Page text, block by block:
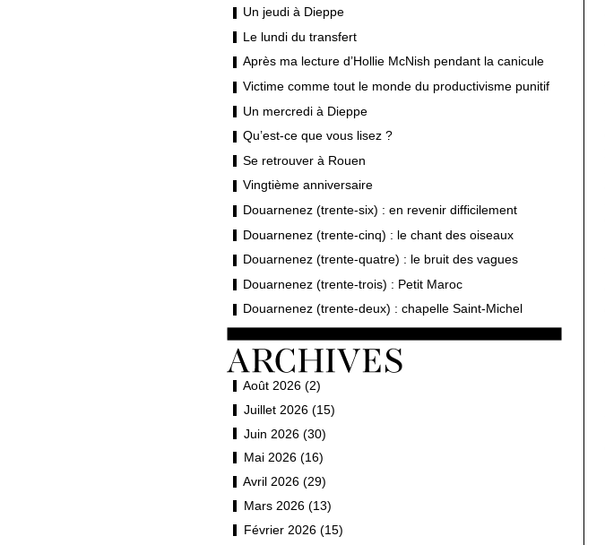
Un jeudi à Dieppe
Le lundi du transfert
Après ma lecture d’Hollie McNish pendant la canicule
Victime comme tout le monde du productivisme punitif
Un mercredi à Dieppe
Qu’est-ce que vous lisez ?
Se retrouver à Rouen
Vingtième anniversaire
Douarnenez (trente-six) : en revenir difficilement
Douarnenez (trente-cinq) : le chant des oiseaux
Douarnenez (trente-quatre) : le bruit des vagues
Douarnenez (trente-trois) : Petit Maroc
Douarnenez (trente-deux) : chapelle Saint-Michel
Août 2026 (2)
Juillet 2026 (15)
Juin 2026 (30)
Mai 2026 (16)
Avril 2026 (29)
Mars 2026 (13)
Février 2026 (15)